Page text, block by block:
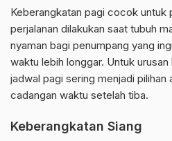
Keberangkatan pagi cocok untuk
perjalanan dilakukan saat tubuh
nyaman bagi penumpang yang
waktu lebih longgar. Untuk
jadwal pagi sering menjadi pilihan
cadangan waktu setelah tiba.
Keberangkatan Siang